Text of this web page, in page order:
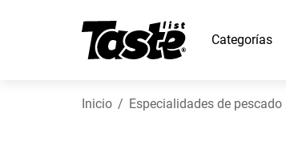
Categorías
Inicio Especialidades de pescado